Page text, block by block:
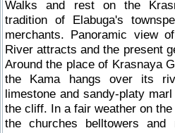
Walks and rest on the
tradition of Elabuga's
merchants. Panoramic view
River attracts and the present
Around the place of Krasnaya
the Kama hangs over its
limestone and sandy-platy
the cliff. In a fair weather on
the churches belltowers